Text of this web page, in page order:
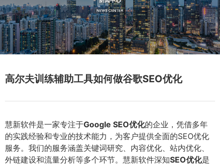
高尔夫训练辅助工具如何做谷歌SEO优化
慧新软件是一家专注于Google SEO优化的企业，凭借多年
的实践经验和专业的技术能力，为客户提供全面的SEO优化
服务。我们的服务涵盖关键词研究、内容优化、站内优化、
外链建设和流量分析等多个环节。慧新软件深知SEO优化是